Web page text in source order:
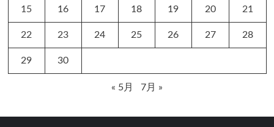
15 16 17 18 19 20 21
22 23 24 25 26 27 28
29 30
« 5月 7月 »